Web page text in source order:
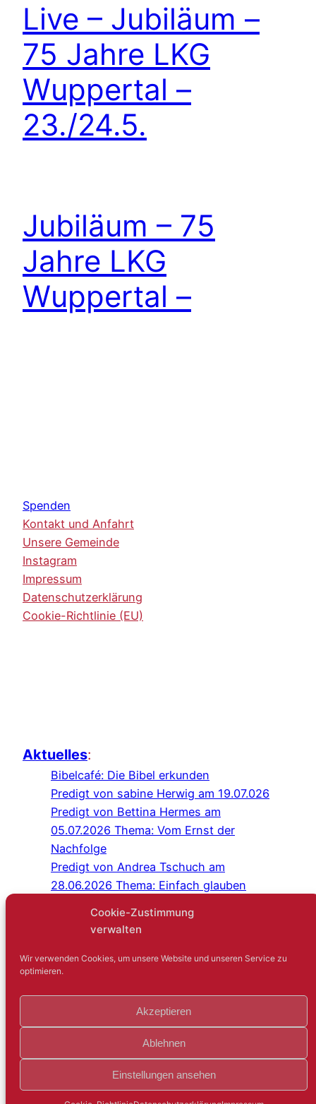
Cookie-Zustimmung
verwalten
Wir verwenden Cookies, um unsere Website und unseren Service zu
optimieren.
Akzeptieren
Ablehnen
Einstellungen ansehen
Live – Jubiläum –
75 Jahre LKG
Wuppertal –
23./24.5.
Jubiläum – 75
Jahre LKG
Wuppertal –
Spenden
Kontakt und Anfahrt
Unsere Gemeinde
Instagram
Impressum
Datenschutzerklärung
Cookie-Richtlinie (EU)
Aktuelles:
Bibelcafé: Die Bibel erkunden
Predigt von sabine Herwig am 19.07.026
Predigt von Bettina Hermes am
05.07.2026 Thema: Vom Ernst der
Nachfolge
Predigt von Andrea Tschuch am
28.06.2026 Thema: Einfach glauben
Predigt von Sabine Herwig am
Gottesdienst im Schlosshof Lüntenbeck
Kreuz-und-quer-Gespräch: Niemand
sagt gerne: Ich bin einsam
Gartenfest mit der IEG
Predigt von Judith Hambsch am
Innehalten und Beten
IEG sucht Pionier